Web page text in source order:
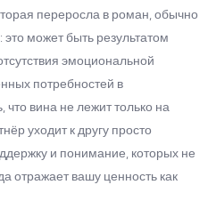
переросла в роман, обычно
может быть результатом
эмоциональной
потребностей в
вина не лежит только на
уходит к другу просто
и понимание, которых не
отражает вашу ценность как